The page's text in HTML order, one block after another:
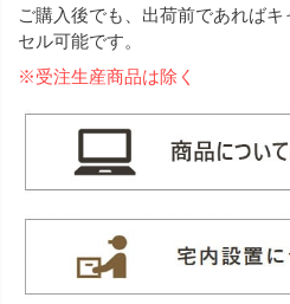
ご購入後でも、出荷前であれば
セル可能です。
※受注生産商品は除く